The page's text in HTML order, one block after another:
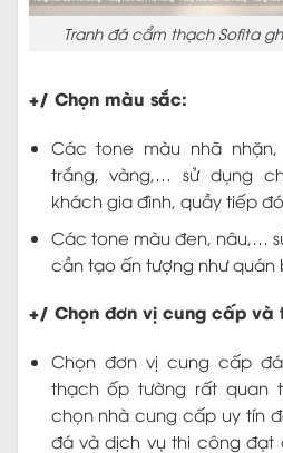
Tranh đá cẩm thạch Sofita
+/ Chọn màu sắc:
Các tone màu nhã nhặn,
trắng, vàng,… sử dụng
khách gia đình, quầy tiếp
Các tone màu đen, nâu,…
cần tạo ấn tượng như quán
+/ Chọn đơn vị cung cấp và
Chọn đơn vị cung cấp
thạch ốp tường rất quan
chọn nhà cung cấp uy tín
đá và dịch vụ thi công đạt